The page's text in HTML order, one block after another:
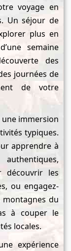
voyage en
Un séjour de
plus en
semaine
des
journées de
de votre
une immersion
typiques.
apprendre à
découvrir les
ou engagez-
montagnes du
à couper le
locales.
expérience